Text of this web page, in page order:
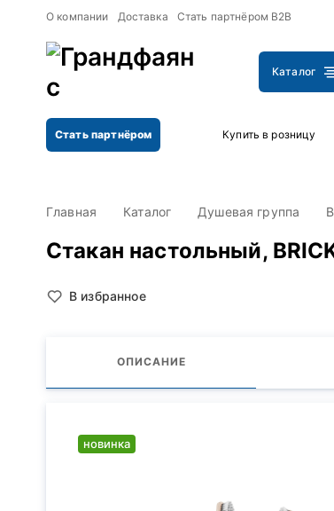
О компании Доставка Стать партнёром B2B
Каталог
Стать партнёром Купить в розницу
Главная Каталог Душевая группа
Стакан настольный,
В избранное
ОПИСАНИЕ
новинка